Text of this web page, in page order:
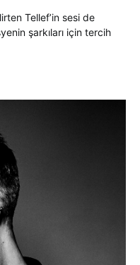
Tellef’in sesi de
şarkıları için tercih